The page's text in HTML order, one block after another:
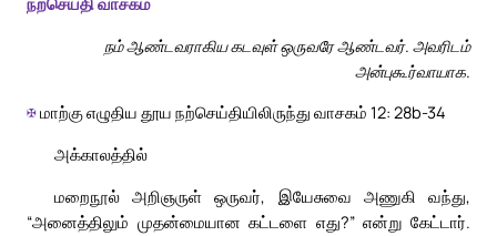
நம் ஆண்டவராகிய கடவுள் ஒருவரே ஆண்டவர். அவரிடம்
அன்புகூர்வாயாக.
✠மாற்கு எழுதிய தூய நற்செய்தியிலிருந்து வாசகம் 12: 28b-34
அக்காலத்தில்
மறைநூல் அறிஞருள் ஒருவர், இயேசுவை அணுகி வந்து,
“அனைத்திலும் முதன்மையான கட்டளை எது?” என்று கேட்டார்.